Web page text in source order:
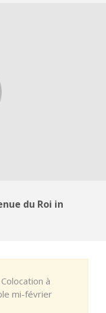
du Roi in
à
mi-février